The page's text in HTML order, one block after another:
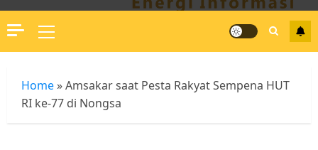
Primary
Menu
Home »Amsakar saat Pesta Rakyat Sempena HUT
RI ke-77 di Nongsa